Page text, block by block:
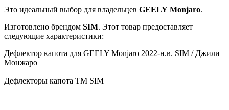
Это идеальный выбор для владельцев GEELY Monjaro.
Изготовлено брендом SIM. Этот товар предоставляет
следующие характеристики:
Дефлектор капота для GEELY Monjaro 2022-н.в. SIM / Джили
Монжаро
Дефлекторы капота TM SIM